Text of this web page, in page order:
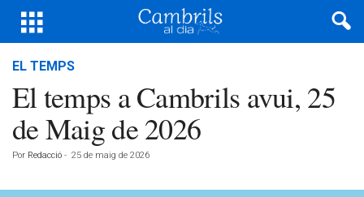
EL TEMPS
El temps a Cambrils avui, 25
de Maig de 2026
Por Redacció - 25 de maig de 2026